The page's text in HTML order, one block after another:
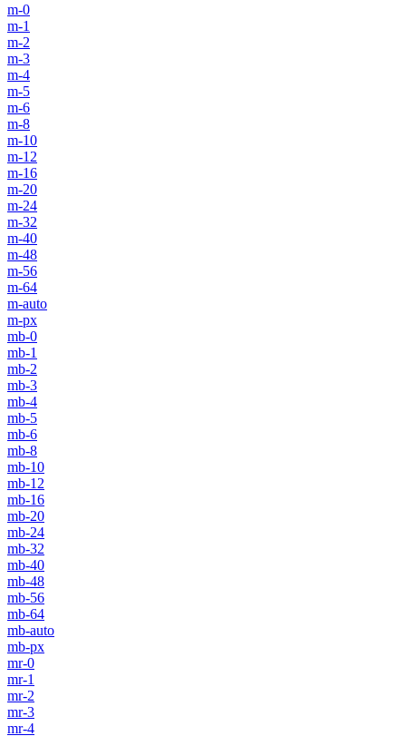
m-0
m-1
m-2
m-3
m-4
m-5
m-6
m-8
m-10
m-12
m-16
m-20
m-24
m-32
m-40
m-48
m-56
m-64
m-auto
m-px
mb-0
mb-1
mb-2
mb-3
mb-4
mb-5
mb-6
mb-8
mb-10
mb-12
mb-16
mb-20
mb-24
mb-32
mb-40
mb-48
mb-56
mb-64
mb-auto
mb-px
mr-0
mr-1
mr-2
mr-3
mr-4